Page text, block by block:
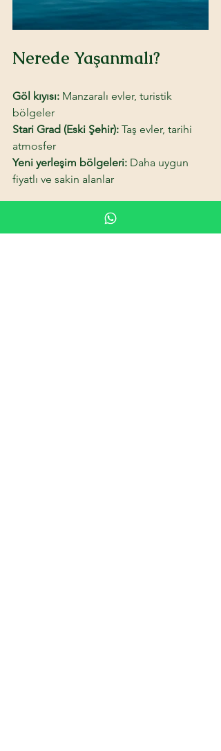
Nerede Yaşanmalı?
Göl kıyısı: Manzaralı evler, turistik
bölgeler
Stari Grad (Eski Şehir): Taş evler, tarihi
atmosfer
Yeni yerleşim bölgeleri: Daha uygun
fiyatlı ve sakin alanlar
Artılar